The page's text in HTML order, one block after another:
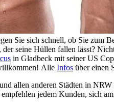
Sie sich schnell, ob Sie zum
seine Hüllen fallen lässt?
in Gladbeck mit seiner US
Alle Infos über einen
allen anderen Städten in
jedem Kunden, sich